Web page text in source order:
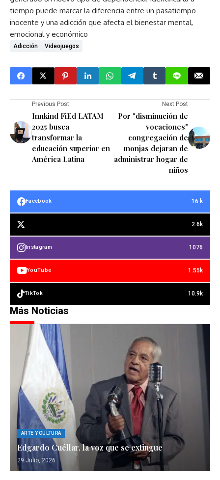
tiempo puede marcar la diferencia entre un pasatiempo
inocente y una adicción que afecta el bienestar mental,
emocional y económico
Adicción Videojuegos
Previous Post
Innkind FiEd LATAM
2025 busca
transformar la
educación superior en
América Latina
Next Post
Por "disminución de
vocaciones"
congregación de
monjas dejaran de
administrar hogar de
niños
Facebook 16 k
2.6k
Instagram 1076
YouTube 1.55k
TikTok 10.9k
Más Noticias
ARTE Y CULTURA
Edgardo Cuéllar, la voz que se extingue
29 Julio, 2026